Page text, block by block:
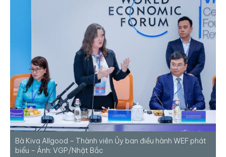
Bà Kiva Allgood – Thành viên Ủy ban điều hành WEF phát
biểu – Ảnh: VGP/Nhật Bắc